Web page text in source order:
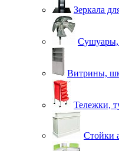
Зеркала
Сушуары,
Витрины,
Тележки,
Стойки